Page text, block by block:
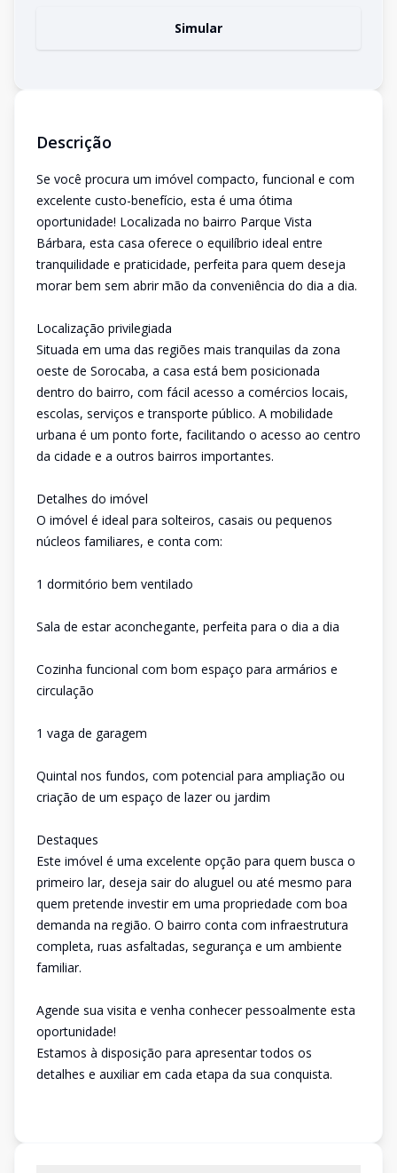
Simular
Descrição
Se você procura um imóvel compacto, funcional e com
excelente custo-benefício, esta é uma ótima
oportunidade! Localizada no bairro Parque Vista
Bárbara, esta casa oferece o equilíbrio ideal entre
tranquilidade e praticidade, perfeita para quem deseja
morar bem sem abrir mão da conveniência do dia a dia.
Localização privilegiada
Situada em uma das regiões mais tranquilas da zona
oeste de Sorocaba, a casa está bem posicionada
dentro do bairro, com fácil acesso a comércios locais,
escolas, serviços e transporte público. A mobilidade
urbana é um ponto forte, facilitando o acesso ao centro
da cidade e a outros bairros importantes.
Detalhes do imóvel
O imóvel é ideal para solteiros, casais ou pequenos
núcleos familiares, e conta com:
1 dormitório bem ventilado
Sala de estar aconchegante, perfeita para o dia a dia
Cozinha funcional com bom espaço para armários e
circulação
1 vaga de garagem
Quintal nos fundos, com potencial para ampliação ou
criação de um espaço de lazer ou jardim
Destaques
Este imóvel é uma excelente opção para quem busca o
primeiro lar, deseja sair do aluguel ou até mesmo para
quem pretende investir em uma propriedade com boa
demanda na região. O bairro conta com infraestrutura
completa, ruas asfaltadas, segurança e um ambiente
familiar.
Agende sua visita e venha conhecer pessoalmente esta
oportunidade!
Estamos à disposição para apresentar todos os
detalhes e auxiliar em cada etapa da sua conquista.